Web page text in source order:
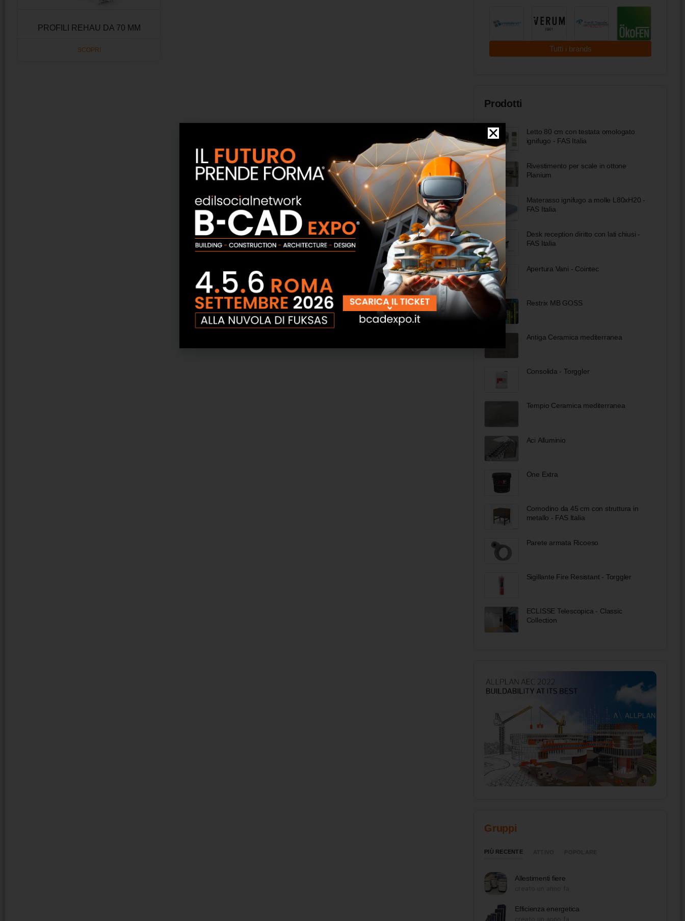
PROFILI REHAU DA 70 MM
SCOPRI Tutti i brands
Prodotti
Letto 80 cm con testata omologato
ignifugo - FAS Italia
Rivestimento per scale in ottone
Planium
Materasso ignifugo a molle L80xH20 -
FAS Italia
Desk reception diritto con lati chiusi -
FAS Italia
Apertura Vani - Cointec
Restrix MB GOSS
Antiga Ceramica mediterranea
Consolida - Torggler
Tempio Ceramica mediterranea
Aci Alluminio
One Extra
Comodino da 45 cm con struttura in
metallo - FAS Italia
Parete armata Ricoeso
Sigillante Fire Resistant - Torggler
ECLISSE Telescopica - Classic
Collection
Gruppi
PIÙ RECENTE
Allestimenti fiere
Efficienza energetica